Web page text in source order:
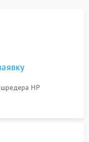
Подробнее →
HP